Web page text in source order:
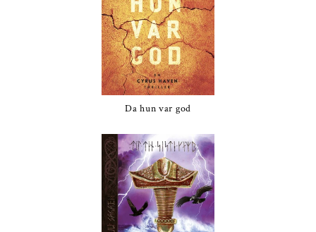
Da hun var god